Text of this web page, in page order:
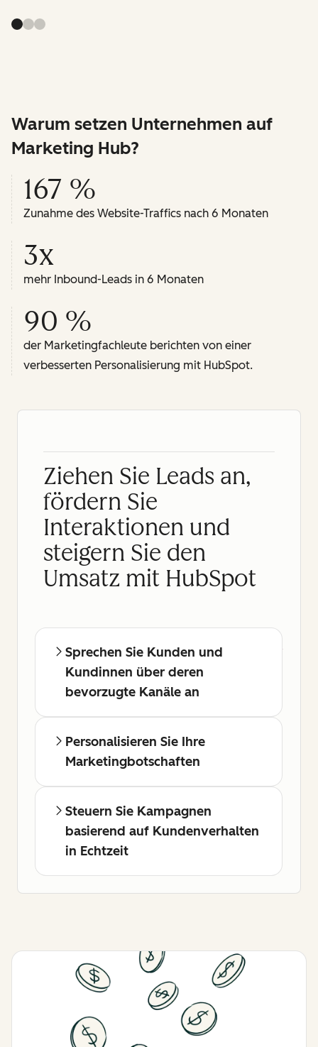
Warum setzen Unternehmen auf
Marketing Hub?
167 %
Zunahme des Website-Traffics nach 6 Monaten
3x
mehr Inbound-Leads in 6 Monaten
90 %
der Marketingfachleute berichten von einer
verbesserten Personalisierung mit HubSpot.
Ziehen Sie Leads an,
fördern Sie
Interaktionen und
steigern Sie den
Umsatz mit HubSpot
Sprechen Sie Kunden und
Kundinnen über deren
bevorzugte Kanäle an
Personalisieren Sie Ihre
Marketingbotschaften
Steuern Sie Kampagnen
basierend auf Kundenverhalten
in Echtzeit